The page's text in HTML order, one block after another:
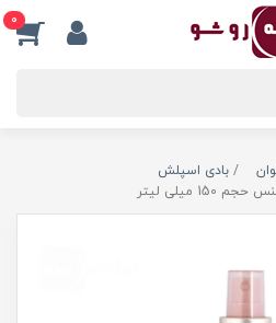
0
بادی اسپلش
میلی لیتر